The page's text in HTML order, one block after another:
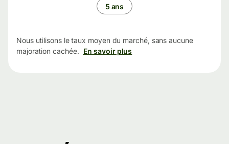
5 ans
Nous utilisons le taux moyen du marché, sans aucune
majoration cachée. En savoir plus